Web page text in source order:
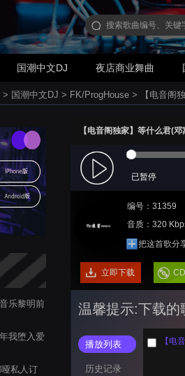
国潮中文DJ 夜店商业舞曲
> 国潮中文DJ > FK/ProgHouse > 【电音阁
乐黎明前
我堕入爱
私人订
【电音阁独家】等什么君(
已暂停
编号：31359
音质：320
把这首歌分
立即下载
温馨提示:下载的
播放列表
历史记录